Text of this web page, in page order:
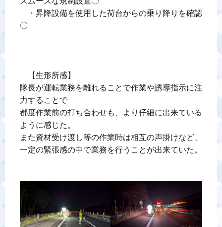
・昇降設備を使用した荷台からの乗り降りを確認
〇
【生形所感】
隊長が運転業務を離れることで作業や誘導指示に注
力することで
都度作業前の打ち合わせも、より仔細に出来ている
ように感じた。
また資材受け渡し等の作業時は相互の声掛けなど、
一定の緊張感の中で業務を行うことが出来ていた。